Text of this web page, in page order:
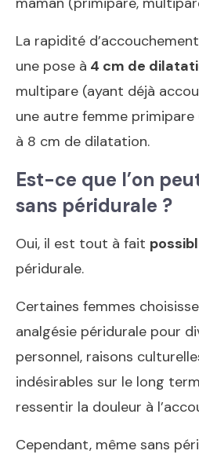
La rapidité
une pose à 4 cm de
multipare (ayant déjà
une autre femme
à 8 cm de dilatation.
Est-ce que l’on
sans péridurale ?
Oui, il est tout à fait
péridurale.
Certaines femmes
analgésie péridurale pour
personnel, raisons
indésirables sur le long
ressentir la douleur à
Cependant, même sans